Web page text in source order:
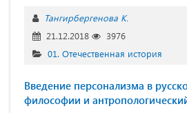
Тангирбергенова К.
21.12.2018
3976
01. Отечественная история
Введение персонализма в
философии и